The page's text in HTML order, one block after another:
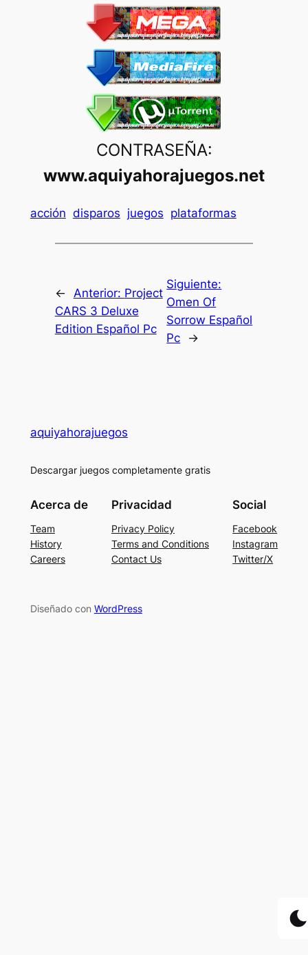
CONTRASEÑA:
www.aquiyahorajuegos.net
acción disparos juegos plataformas
← Anterior: Project
CARS 3 Deluxe
Edition Español Pc
Siguiente:
Omen Of
Sorrow Español
Pc
→
aquiyahorajuegos
Descargar juegos completamente gratis
Acerca de
Team
History
Careers
Privacidad
Privacy Policy
Terms and Conditions
Contact Us
Social
Facebook
Instagram
Twitter/X
Diseñado con WordPress